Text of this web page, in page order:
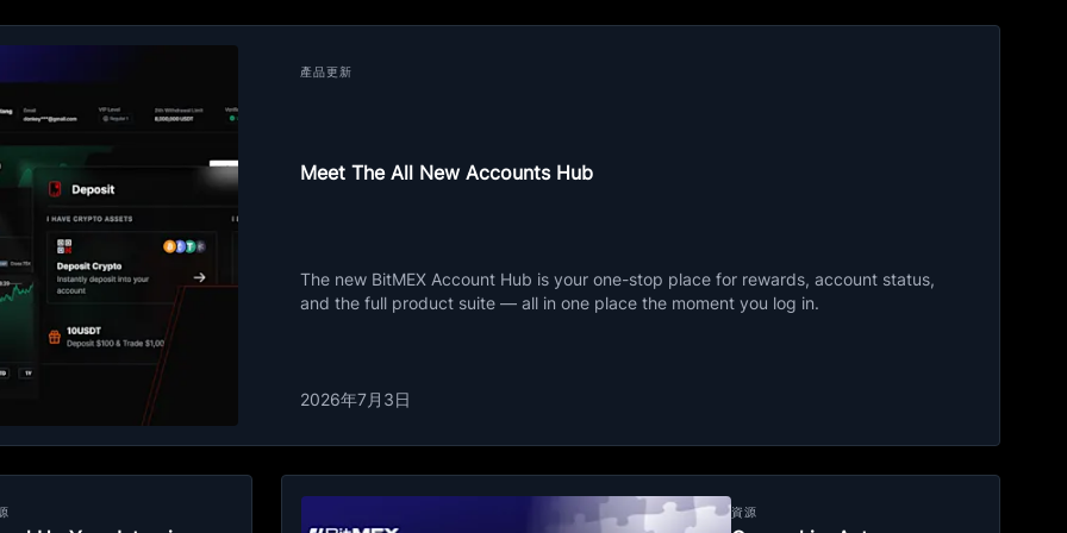
產品更新
Meet The All New Accounts Hub
The new BitMEX Account Hub is your one-stop place for rewards, account status,
and the full product suite — all in one place the moment you log in.
2026年7月3日
資源